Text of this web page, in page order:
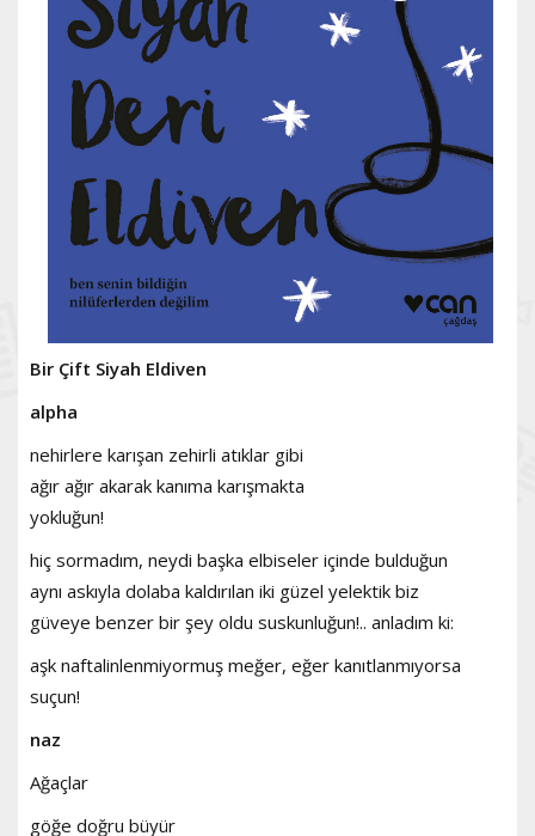
Bir Çift Siyah Eldiven
alpha
nehirlere karışan zehirli atıklar gibi
ağır ağır akarak kanıma karışmakta
yokluğun!
hiç sormadım, neydi başka elbiseler içinde bulduğun
aynı askıyla dolaba kaldırılan iki güzel yelektik biz
güveye benzer bir şey oldu suskunluğun!.. anladım ki:
aşk naftalinlenmiyormuş meğer, eğer kanıtlanmıyorsa
suçun!
naz
Ağaçlar
göğe doğru büyür